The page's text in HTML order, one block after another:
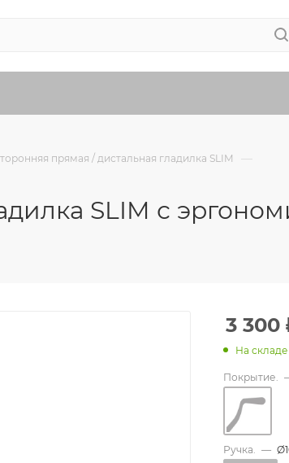
прямая / дистальная гладилка SLIM —
SLIM с
3 300
На складе
Покрытие.
Ручка. —